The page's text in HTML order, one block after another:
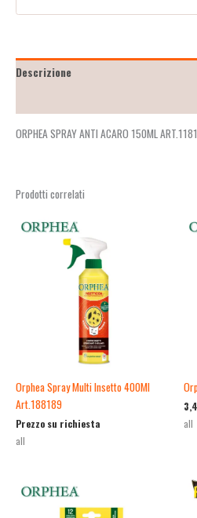
Descrizione
ORPHEA SPRAY ANTI ACARO 150ML
Prodotti correlati
Orphea Spray Multi Insetto 400Ml
Art.188189
Prezzo su richiesta
all
all